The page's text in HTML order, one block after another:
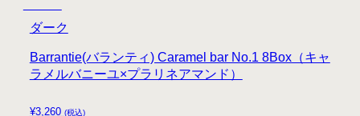
¥3,260 (税込)
Barrantie(バランティ) Caramel bar No.1 8Box（キャ
ラメルバニーユ×プラリネアマンド）
ダーク